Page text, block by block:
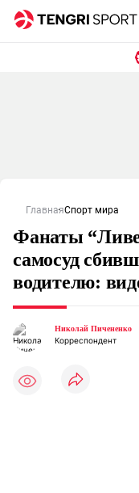
ГлавнаяСпорт мира
Фанаты
самосуд
водителю:
Николай Пичененко
Корреспондент